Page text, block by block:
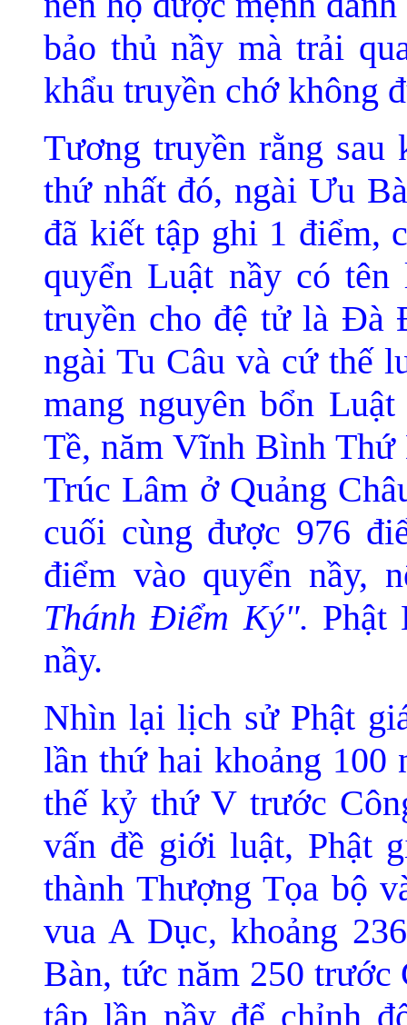
bảo thủ nầy mà trải
khẩu truyền chớ không
Tương truyền rằng
thứ nhất đó, ngài Ưu
đã kiết tập ghi 1 điểm,
quyển Luật nầy có
truyền cho đệ tử là Ðà
ngài Tu Câu và cứ thế
mang nguyên bổn
Tề, năm Vĩnh Bình Thứ
Trúc Lâm ở Quảng
cuối cùng được 976
điểm vào quyển nầy,
Thánh Ðiểm Ký". Phật
nầy.
Nhìn lại lịch sử Phật
lần thứ hai khoảng 100
thế kỷ thứ V trước
vấn đề giới luật, Phật
thành Thượng Tọa bộ
vua A Dục, khoảng
Bàn, tức năm 250
tập lần nầy để chỉnh